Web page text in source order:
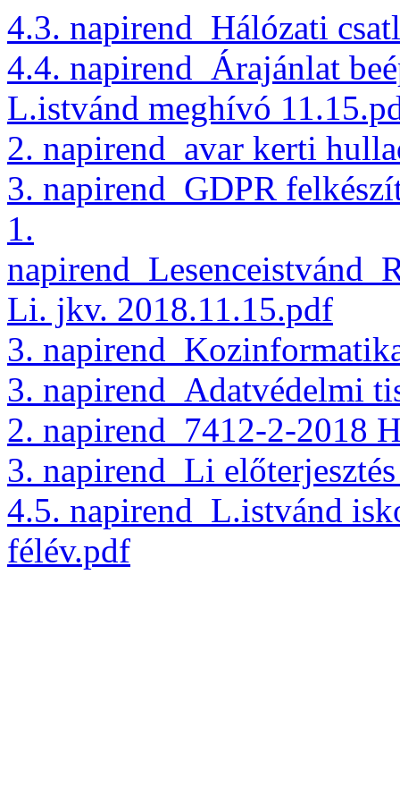
4.3. napirend_Hálózati
4.4. napirend_Árajánlat
L.istvánd meghívó
2. napirend_avar kerti
3. napirend_GDPR
1.
Li. jkv. 2018.11.15.pdf
3.
3. napirend_Adatvédelmi
2. napirend_7412-2-2018
3. napirend_Li
4.5. napirend_L.istvánd
félév.pdf